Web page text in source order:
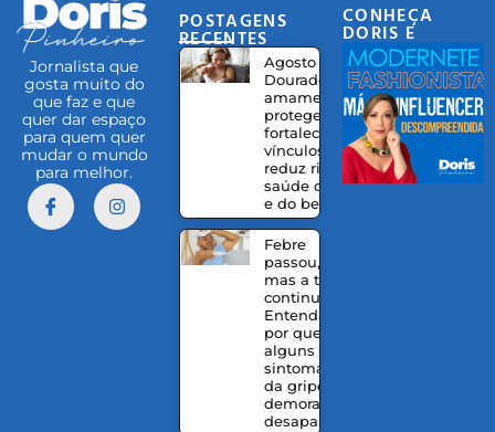
Jornalista que
gosta muito do
que faz e que
quer dar espaço
para quem quer
mudar o mundo
para melhor.
POSTAGENS
RECENTES
Agosto
Dourado:
amamentação
protege,
fortalece
vínculos e
reduz riscos à
saúde da mãe
e do bebê
Febre
passou,
mas a tosse
continua?
Entenda
por que
alguns
sintomas
da gripe
demoram a
desaparecer
CONHEÇA
DORIS E
EQUIPE